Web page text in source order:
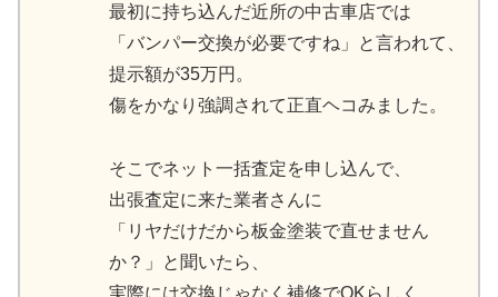
最初に持ち込んだ近所の中古車店では
「バンパー交換が必要ですね」と言われて、
提示額が35万円。
傷をかなり強調されて正直ヘコみました。
そこでネット一括査定を申し込んで、
出張査定に来た業者さんに
「リヤだけだから板金塗装で直せません
か？」と聞いたら、
実際には交換じゃなく補修でOKらしく、